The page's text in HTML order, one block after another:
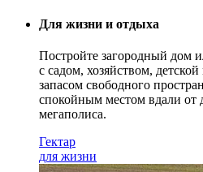
Для жизни и отдыха
Постройте загородный дом
с садом, хозяйством,
запасом свободного
спокойным местом вдали от
мегаполиса.
Гектар
для жизни